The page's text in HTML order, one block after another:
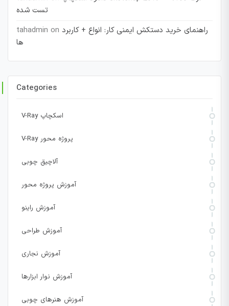
تست شده
tahadmin on راهنمای خرید دستکش ایمنی کار: انواع + کاربرد
ها
Categories
V-Ray اسکچاپ
V-Ray پروژه محور
آلاچیق چوبی
آموزش پروژه محور
آموزش راینو
آموزش طراحی
آموزش نجاری
آموزش نوار ابزارها
آموزش هنرهای چوبی